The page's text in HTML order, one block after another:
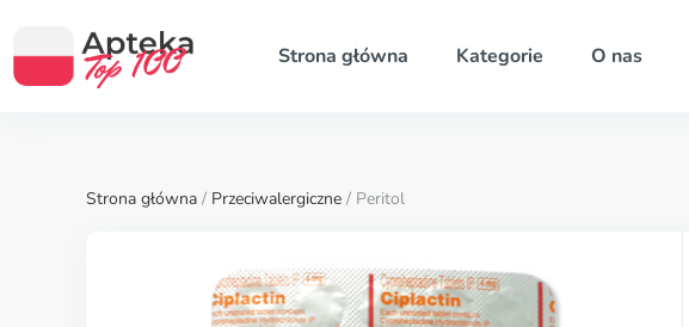
Strona główna Kategorie O nas
Strona główna / Przeciwalergiczne / Peritol